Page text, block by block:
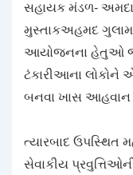
સહાયક મંડળ-
મુસ્તાકઅહમદ
આયોજનના હેતુઓ
ટંકારીઆના લોકોને
બનવા ખાસ આહવાન
ત્યારબાદ ઉપસ્થિત
સેવાકીય